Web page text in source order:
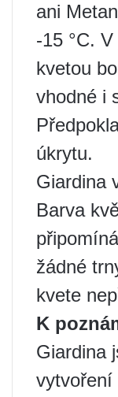
ani
-15 °C.
kvetou
vhodné i
úkrytu.
Giardina
Barva
žádné
kvete
K
Giardina
vytvoření